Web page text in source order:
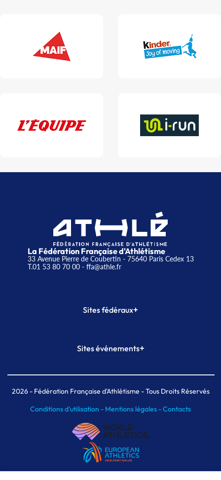
La Fédération Française d'Athlétisme
33 Avenue Pierre de Coubertin - 75640 Paris Cedex 13
T.01 53 80 70 00- ffa@athle.fr
Sites fédéraux+
Plateforme Formation
Sites événements+
Meeting de Paris indoor
MAIF Ekiden de Paris
2026- Fédération Française d'Athlétisme - Tous Droits Réservés
Conditions d'utilisation - Mentions légales -Contacts